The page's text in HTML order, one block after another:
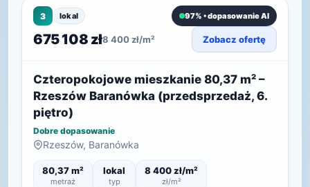
3 lokal 97% • dopasowanie AI
675 108 zł8 400 zł/m² Zobacz ofertę
Czteropokojowe mieszkanie 80,37 m² –
Rzeszów Baranówka (przedsprzedaż, 6.
piętro)
Dobre dopasowanie
Rzeszów, Baranówka
80,37 m²
metraż
lokal
typ
8 400 zł/m²
zł/m²